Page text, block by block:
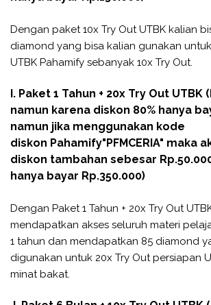
Dengan paket 10x Try Out UTBK kalian
diamond yang bisa kalian gunakan
UTBK Pahamify sebanyak 10x Try Out.
I. Paket 1 Tahun + 20x Try Out UTBK
namun karena diskon 80% hanya
namun jika menggunakan kode
diskon Pahamify"PFMCERIA" maka
diskon tambahan sebesar
hanya bayar Rp.350.000)
Dengan Paket 1 Tahun + 20x Try Out
mendapatkan akses seluruh materi
1 tahun dan mendapatkan 85 diamond
digunakan untuk 20x Try Out persiapan
minat bakat.